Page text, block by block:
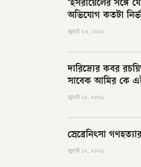
‘ইসরায়েলের সঙ্গে
অভিযোগ কতটা
জুলাই ১৩, ২০২৬
দারিদ্র্যের কবর
সাবেক আমির কে
জুলাই ১২, ২০২৬
স্রেব্রেনিৎসা
জুলাই ১২, ২০২৬